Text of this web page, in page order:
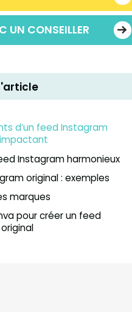
UN CONSEILLER
d’un feed Instagram
Instagram harmonieux
original : exemples
marques
pour créer un feed